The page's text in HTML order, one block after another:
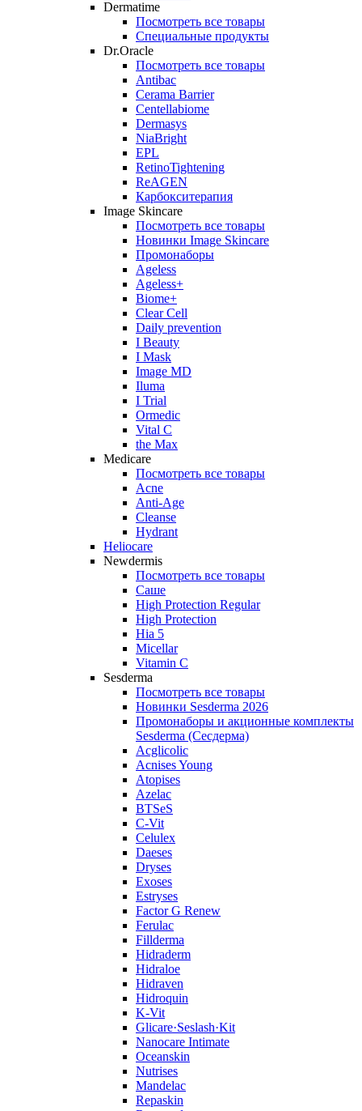
Dermatime
Посмотреть все товары
Специальные продукты
Dr.Oracle
Посмотреть все товары
Antibac
Cerama Barrier
Centellabiome
Dermasys
NiaBright
EPL
RetinoTightening
ReAGEN
Карбокситерапия
Image Skincare
Посмотреть все товары
Новинки Image Skincare
Промонаборы
Ageless
Ageless+
Biome+
Clear Cell
Daily prevention
I Beauty
I Mask
Image MD
Iluma
I Trial
Ormedic
Vital C
the Max
Medicare
Посмотреть все товары
Acne
Anti‑Age
Cleanse
Hydrant
Heliocare
Newdermis
Посмотреть все товары
Саше
High Protection Regular
High Protection
Hia 5
Micellar
Vitamin C
Sesderma
Посмотреть все товары
Новинки Sesderma 2026
Промонаборы и акционные комплекты
Sesderma (Сесдерма)
Acglicolic
Acnises Young
Atopises
Azelac
BTSeS
C‑Vit
Celulex
Daeses
Dryses
Exoses
Estryses
Factor G Renew
Ferulac
Fillderma
Hidraderm
Hidraloe
Hidraven
Hidroquin
K-Vit
Glicare·Seslash·Kit
Nanocare Intimate
Oceanskin
Nutrises
Mandelac
Repaskin